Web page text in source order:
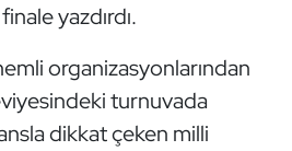
yazdırdı.
organizasyonlarından
turnuvada
dikkat çeken milli